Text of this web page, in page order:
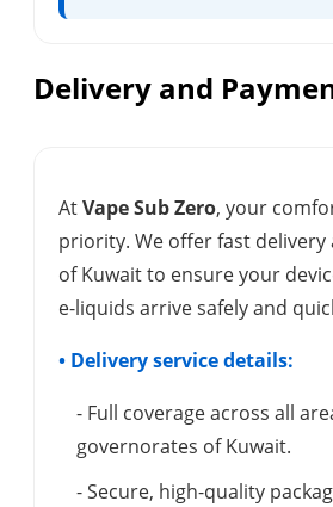
Delivery and
AtVape Sub Zero, your
priority. We offer fast delivery
of Kuwait to ensure your
e-liquids arrive safely and
• Delivery service details:
- Full coverage across all
governorates of Kuwait.
- Secure, high-quality